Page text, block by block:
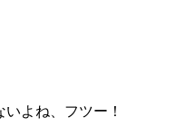
よね、フツー！